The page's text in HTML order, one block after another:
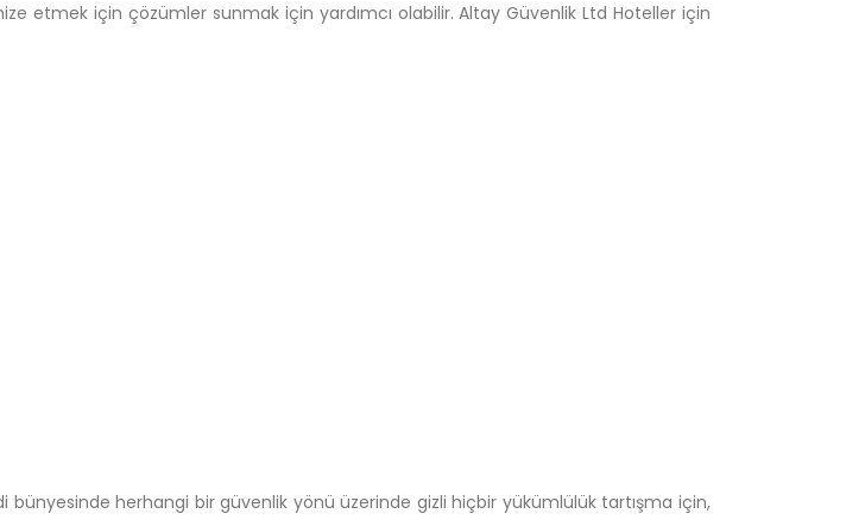
etmek için çözümler sunmak için yardımcı olabilir. Altay Güvenlik Ltd Hoteller için
bünyesinde herhangi bir güvenlik yönü üzerinde gizli hiçbir yükümlülük tartışma için,